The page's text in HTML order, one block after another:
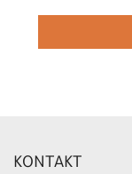
KONTAKT